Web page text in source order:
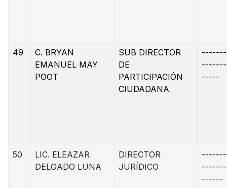
49
C. BRYAN
EMANUEL MAY
POOT
SUB DIRECTOR
DE
PARTICIPACIÓN
CIUDADANA
-------
-------
-----
50
LIC. ELEAZAR
DELGADO LUNA
DIRECTOR
JURÍDICO
-------
-------
------